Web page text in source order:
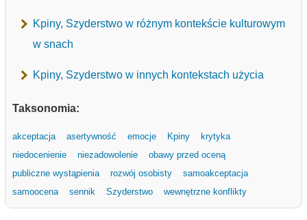
Kpiny, Szyderstwo w różnym kontekście kulturowym
w snach
Kpiny, Szyderstwo w innych kontekstach użycia
Taksonomia:
akceptacja asertywność emocje Kpiny
krytyka
niedocenienie
niezadowolenie
obawy przed oceną
publiczne wystąpienia
rozwój osobisty
samoakceptacja
samoocena
sennik Szyderstwo wewnętrzne konflikty